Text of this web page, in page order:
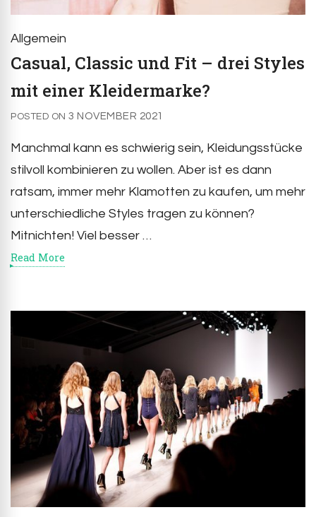
Allgemein
Casual, Classic und Fit – drei Styles
mit einer Kleidermarke?
POSTED ON 3 NOVEMBER 2021
Manchmal kann es schwierig sein, Kleidungsstücke
stilvoll kombinieren zu wollen. Aber ist es dann
ratsam, immer mehr Klamotten zu kaufen, um mehr
unterschiedliche Styles tragen zu können?
Mitnichten! Viel besser …
Read More